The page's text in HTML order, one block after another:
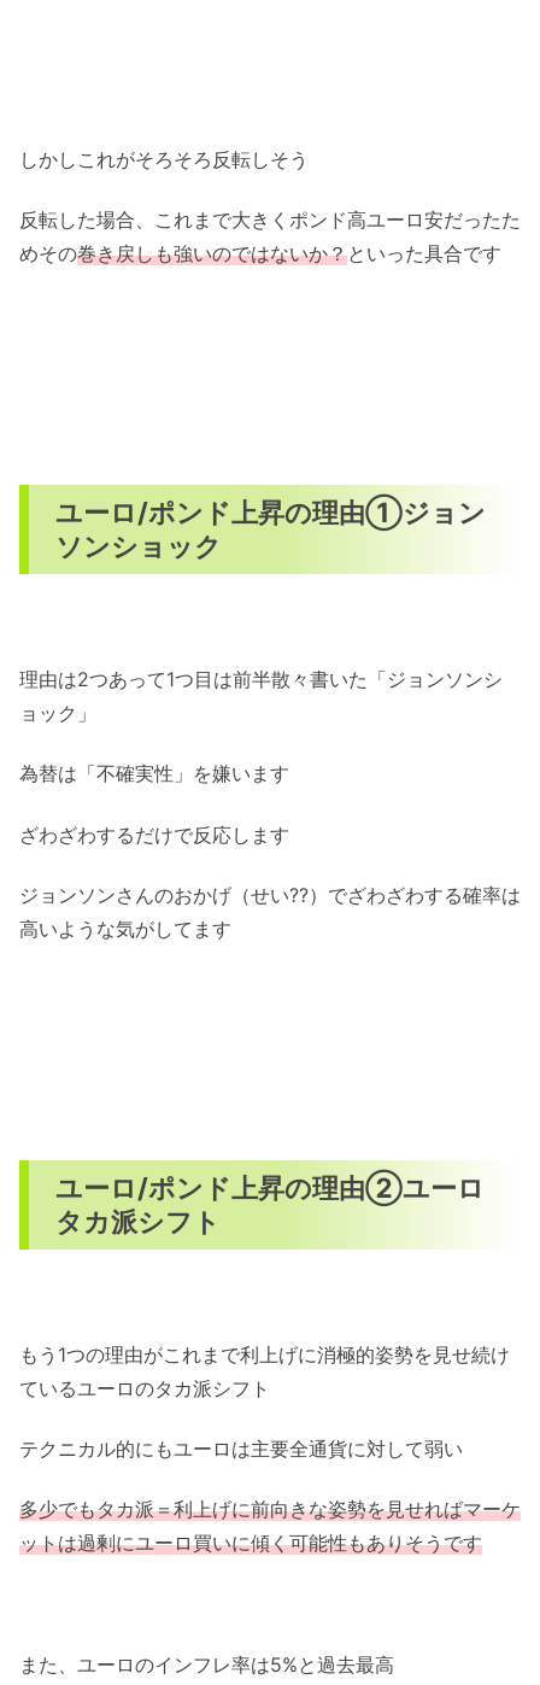
しかしこれがそろそろ反転しそう
反転した場合、これまで大きくポンド高ユーロ安だったた
めその巻き戻しも強いのではないか？といった具合です
ユーロ/ポンド上昇の理由①ジョン
ソンショック
理由は2つあって1つ目は前半散々書いた「ジョンソンシ
ョック」
為替は「不確実性」を嫌います
ざわざわするだけで反応します
ジョンソンさんのおかげ（せい??）でざわざわする確率は
高いような気がしてます
ユーロ/ポンド上昇の理由②ユーロ
タカ派シフト
もう1つの理由がこれまで利上げに消極的姿勢を見せ続け
ているユーロのタカ派シフト
テクニカル的にもユーロは主要全通貨に対して弱い
多少でもタカ派＝利上げに前向きな姿勢を見せればマーケ
ットは過剰にユーロ買いに傾く可能性もありそうです
また、ユーロのインフレ率は5%と過去最高